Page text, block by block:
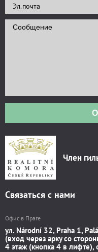
Член
Связаться с нами
Офис в Праге
ул. Národní 32, Praha 1,
(вход через арку со
4 этаж (кнопка 4 в лифте),